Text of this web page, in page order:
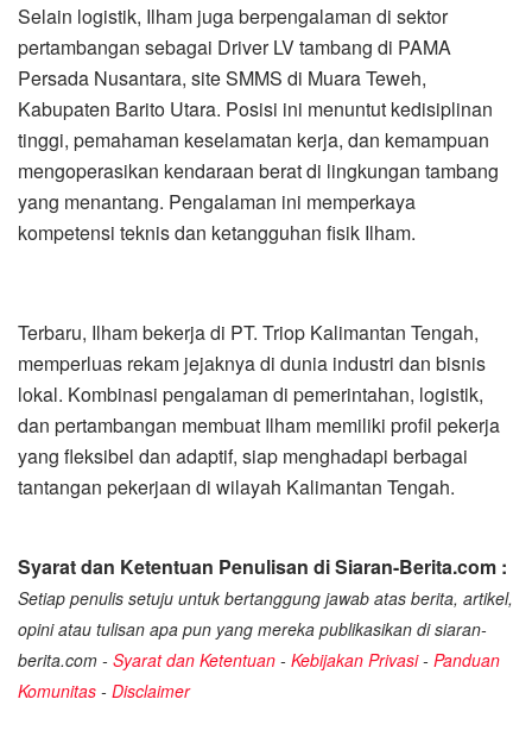
Selain logistik, Ilham juga berpengalaman di sektor
pertambangan sebagai Driver LV tambang di PAMA
Persada Nusantara, site SMMS di Muara Teweh,
Kabupaten Barito Utara. Posisi ini menuntut kedisiplinan
tinggi, pemahaman keselamatan kerja, dan kemampuan
mengoperasikan kendaraan berat di lingkungan tambang
yang menantang. Pengalaman ini memperkaya
kompetensi teknis dan ketangguhan fisik Ilham.
Terbaru, Ilham bekerja di PT. Triop Kalimantan Tengah,
memperluas rekam jejaknya di dunia industri dan bisnis
lokal. Kombinasi pengalaman di pemerintahan, logistik,
dan pertambangan membuat Ilham memiliki profil pekerja
yang fleksibel dan adaptif, siap menghadapi berbagai
tantangan pekerjaan di wilayah Kalimantan Tengah.
Syarat dan Ketentuan Penulisan di Siaran-Berita.com :
Setiap penulis setuju untuk bertanggung jawab atas berita, artikel,
opini atau tulisan apa pun yang mereka publikasikan di siaran-
berita.com - Syarat dan Ketentuan - Kebijakan Privasi- Panduan
Komunitas - Disclaimer